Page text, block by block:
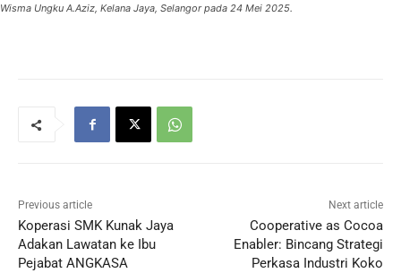
Wisma Ungku A.Aziz, Kelana Jaya, Selangor pada 24 Mei 2025.
Previous article
Koperasi SMK Kunak Jaya
Adakan Lawatan ke Ibu
Pejabat ANGKASA
Next article
Cooperative as Cocoa
Enabler: Bincang Strategi
Perkasa Industri Koko